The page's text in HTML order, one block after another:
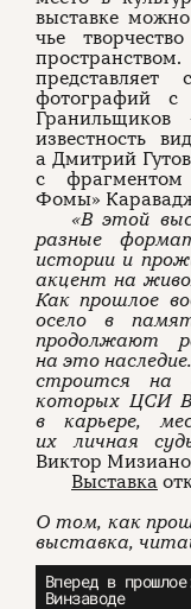
выставке
чье
фотографий с
известность
а Дмитрий
с фрагментом
Фомы»
«В этой
разные
истории и
акцент на
Как прошлое
осело в
продолжают
на это
строится на
которых ЦСИ
в карьере,
их личная
Виктор
Выставка
О том, как
выставка,
Вперед в
Винзаводе